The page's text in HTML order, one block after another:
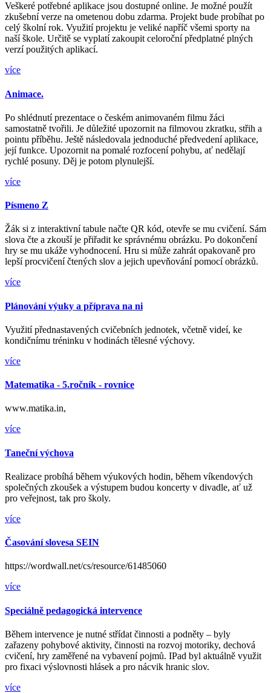
Veškeré potřebné aplikace jsou dostupné online. Je možné použít
zkušební verze na ometenou dobu zdarma. Projekt bude probíhat po
celý školní rok. Využití projektu je veliké napříč všemi sporty na
naší škole. Určitě se vyplatí zakoupit celoroční předplatné plných
verzí použitých aplikací.
více
Animace.
Po shlédnutí prezentace o českém animovaném filmu žáci
samostatně tvořili. Je důležité upozornit na filmovou zkratku, střih a
pointu příběhu. Ještě následovala jednoduché předvedení aplikace,
její funkce. Upozornit na pomalé rozfocení pohybu, ať nedělají
rychlé posuny. Děj je potom plynulejší.
více
Písmeno Z
Žák si z interaktivní tabule načte QR kód, otevře se mu cvičení. Sám
slova čte a zkouší je přiřadit ke správnému obrázku. Po dokončení
hry se mu ukáže vyhodnocení. Hru si může zahrát opakovaně pro
lepší procvičení čtených slov a jejich upevňování pomocí obrázků.
více
Plánování výuky a příprava na ni
Využití přednastavených cvičebních jednotek, včetně videí, ke
kondičnímu tréninku v hodinách tělesné výchovy.
více
Matematika - 5.ročník - rovnice
www.matika.in,
více
Taneční výchova
Realizace probíhá během výukových hodin, během víkendových
společných zkoušek a výstupem budou koncerty v divadle, ať už
pro veřejnost, tak pro školy.
více
Časování slovesa SEIN
https://wordwall.net/cs/resource/61485060
více
Speciálně pedagogická intervence
Během intervence je nutné střídat činnosti a podněty – byly
zařazeny pohybové aktivity, činnosti na rozvoj motoriky, dechová
cvičení, hry zaměřené na vybavení pojmů. IPad byl aktuálně využit
pro fixaci výslovnosti hlásek a pro nácvik hranic slov.
více